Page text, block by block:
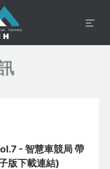
- 智慧車競局 帶
版下載連結)